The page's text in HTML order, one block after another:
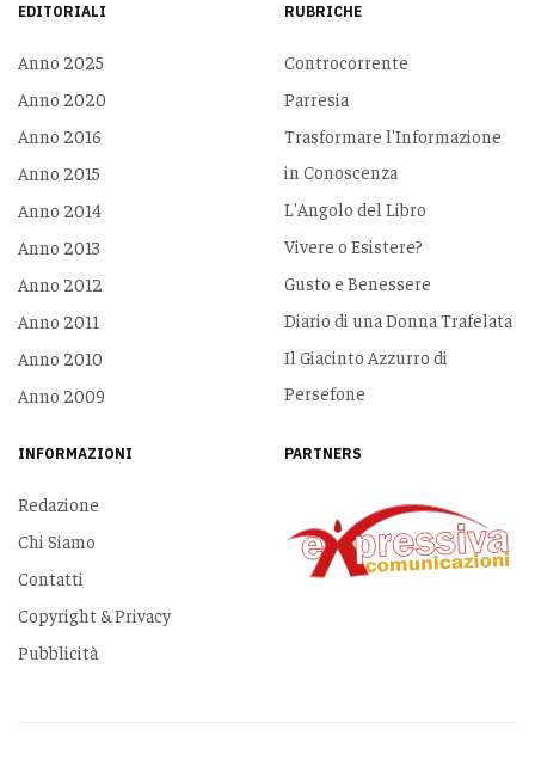
EDITORIALI
Anno 2025
Anno 2020
Anno 2016
Anno 2015
Anno 2014
Anno 2013
Anno 2012
Anno 2011
Anno 2010
Anno 2009
RUBRICHE
Controcorrente
Parresia
Trasformare l'Informazione
in Conoscenza
L'Angolo del Libro
Vivere o Esistere?
Gusto e Benessere
Diario di una Donna Trafelata
Il Giacinto Azzurro di
Persefone
INFORMAZIONI
Redazione
Chi Siamo
Contatti
Copyright & Privacy
Pubblicità
PARTNERS